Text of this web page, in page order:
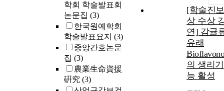
학회 학술발표회
논문집 (3)
한국원예학회
학술발표요지 (3)
중앙간호논문
집 (3)
農業生命資援
硏究 (3)
[학술진보
상 수상
연] 감귤
유래
의 생리기
능 활성